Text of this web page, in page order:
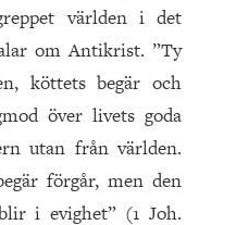
världen i det
om Antikrist. ”Ty
köttets begär och
över livets goda
utan från världen.
förgår, men den
i evighet” (1 Joh.